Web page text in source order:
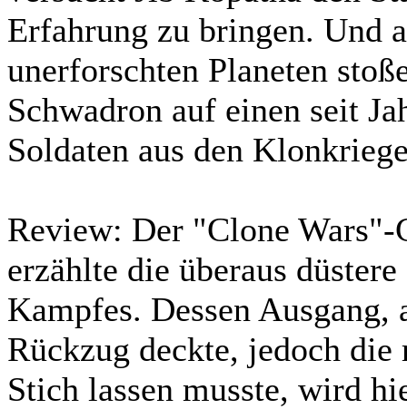
Erfahrung zu bringen. Und
unerforschten Planeten
Schwadron auf einen seit
Soldaten aus den
Review: Der "Clone
erzählte die überaus
Kampfes. Dessen
Rückzug deckte, jedoch
Stich lassen musste, wird